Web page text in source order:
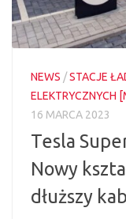
NEWS /STACJE
ELEKTRYCZNYCH
16 MARCA 2023
Tesla
Nowy
dłuższy